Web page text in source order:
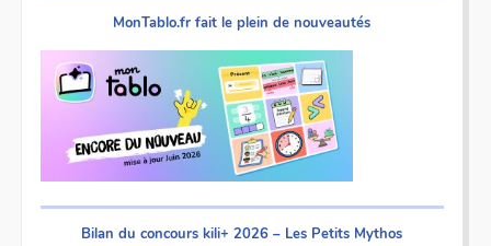
MonTablo.fr fait le plein de nouveautés
Bilan du concours kili+ 2026 – Les Petits Mythos